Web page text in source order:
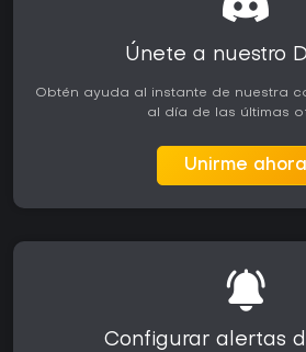
Únete a nuestro
Obtén ayuda al instante de nuestra
al día de las últimas
Unirme ahora
Configurar alertas